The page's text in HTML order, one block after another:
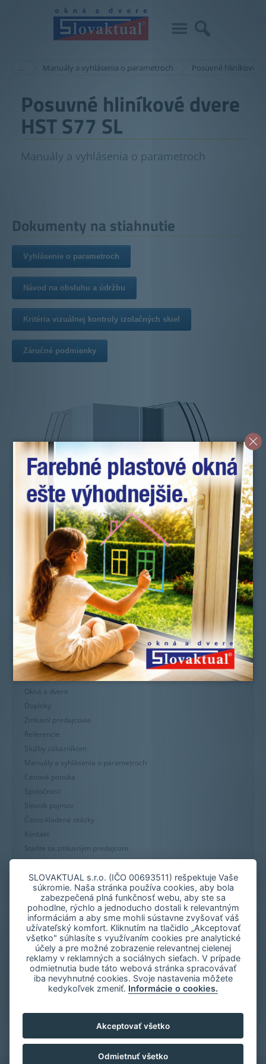
… Manuály a vyhlásenia o parametroch Posuvné hliníkové
Posuvné hliníkové dvere
HST S77 SL
Manuály a vyhlásenia o parametroch
Dokumenty na stiahnutie
Vyhlásenie o parametroch
Návod na obsluhu a údržbu
Kritéria vizuálnej kontroly izolačných skiel
Záručné podmienky
Novinky
Okná a dvere
Doplnky
Zmluvní predajcovia
Referencie
Služby zákazníkom
Manuály a vyhlásenia o parametroch
Cenová ponuka
Spoločnosť
Slovník pojmov
Často kladené otázky
Kontakt
Staňte sa zmluvným predajcom
Mapa stránky
Zásady používania súborov cookie
Nastavenie cookies
Oznámenie nekalých praktík
SLOVAKTUAL s.r.o. (IČO 00693511) rešpektuje Vaše
súkromie. Naša stránka používa cookies, aby bola
zabezpečená plná funkčnosť webu, aby ste sa
pohodlne, rýchlo a jednoducho dostali k relevantným
informáciám a aby sme mohli sústavne zvyšovať váš
užívateľský komfort. Kliknutím na tlačidlo „Akceptovať
všetko" súhlasíte s využívaním cookies pre analytické
účely a pre možné zobrazenie relevantnej cielenej
reklamy v reklamných a sociálnych sieťach. V prípade
odmietnutia bude táto webová stránka spracovávať
iba nevyhnutné cookies. Svoje nastavenia môžete
kedykoľvek zmeniť. Informácie o cookies.
Akceptovať všetko
Odmietnuť všetko